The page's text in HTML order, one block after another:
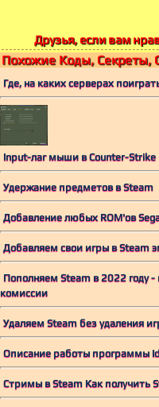
Друзья, если вам
Похожие Коды, Секреты,
Где, на каких серверах
Input-лаг мыши в Counter-Strike
Удержание предметов в Steam
Добавление любых ROM'ов
Добавляем свои игры в Steam
Пополняем Steam в 2022 году
комиссии
Удаляем Steam без удаления
Описание работы программы
Стримы в Steam Как получить